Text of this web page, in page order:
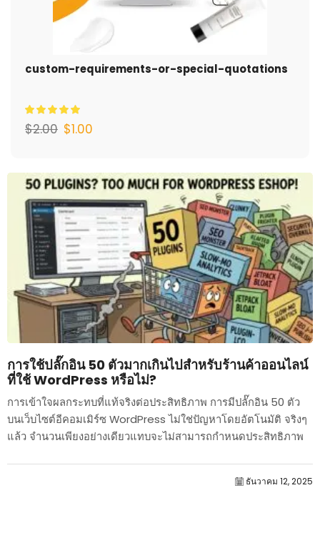
custom-requirements-or-special-quotations
$2.00 $1.00
การใช้ปลั๊กอิน 50 ตัวมากเกินไปสำหรับร้านค้าออนไลน์
ที่ใช้ WordPress หรือไม่?
การเข้าใจผลกระทบที่แท้จริงต่อประสิทธิภาพ การมีปลั๊กอิน 50 ตัว
บนเว็บไซต์อีคอมเมิร์ซ WordPress ไม่ใช่ปัญหาโดยอัตโนมัติ จริงๆ
แล้ว จำนวนเพียงอย่างเดียวแทบจะไม่สามารถกำหนดประสิทธิภาพ
ธันวาคม 12, 2025